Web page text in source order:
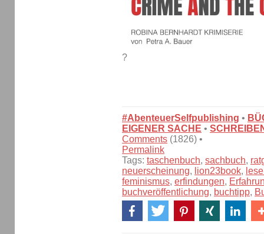
?
#AbenteuerSelfpublishing •
EIGENER SACHE •
Comments (1826) •
Permalink
Tags: taschenbuch, sachbuch,
neuerscheinung, lion23book,
feminismus, erfindungen,
buchveröffentlichung, buchtipp,